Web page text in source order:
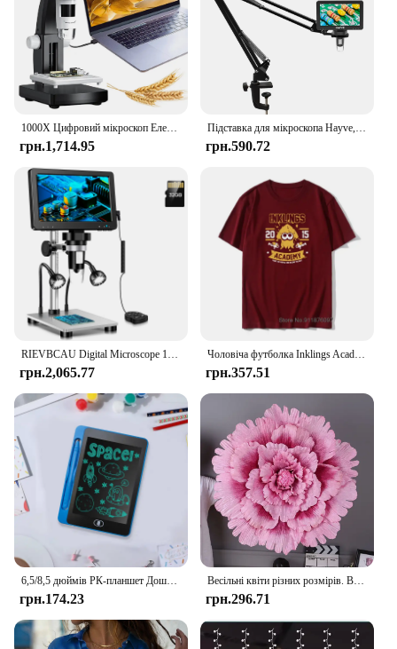
1000X Цифровий мікроскоп Електронний мікроскоп 2MP 1080P 4,3-дюймовий екран Цифрова лупа Зум-мікроскоп для ремонту електроніки
грн.1,714.95
Підставка для мікроскопа Hayve, регульований металевий кронштейн, кріплення для монетного мікроскопа, сумісна з DM4 DM9 MS1 MS3
грн.590.72
RIEVBCAU Digital Microscope 1200x Magnification HD USB Professional Electron Microscopios For Repairing With 10 LED Light
грн.2,065.77
Чоловіча футболка Inklings Academy Splatoon Ink Kid Game Squid Fun Tee Футболка з високоякісних тканин Футболки з бавовни Вінтажні футболки
грн.357.51
6,5/8,5 дюймів РК-планшет Дошка для малювання Дитячі іграшки на день народження, День подяки, Хелловін, Великдень, Різдвяні подарунки
грн.174.23
Весільні квіти різних розмірів. Велика шовкова штучна квітка. Голова півонії. Гігантські квіти для фону квітів своїми руками.
грн.296.71